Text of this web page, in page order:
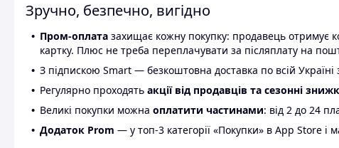
Зручно, безпечно, вигідно
Пром-оплата захищає кожну покупку: продавець отримує
картку. Плюс не треба переплачувати за післяплату на
З підпискою Smart — безкоштовна доставка по всій
Регулярно проходять акції від продавців та сезонні
Великі покупки можна оплатити частинами: від 2 до 24
Додаток Prom — у топ-3 категорії «Покупки» в App Store і